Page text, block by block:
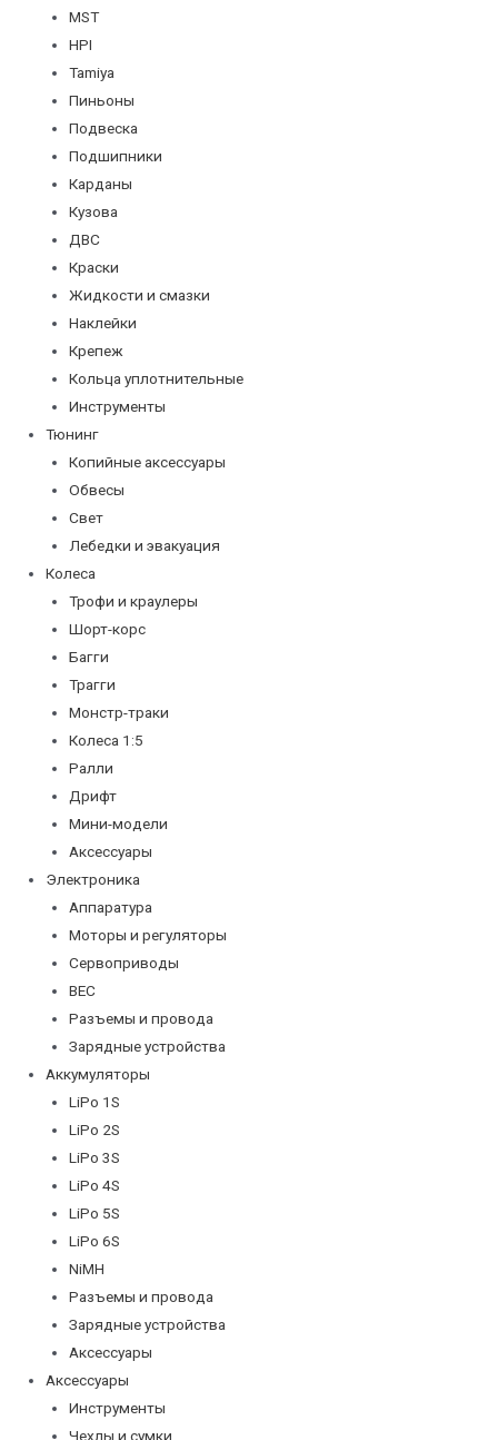
MST
HPI
Tamiya
Пиньоны
Подвеска
Подшипники
Карданы
Кузова
ДВС
Краски
Жидкости и смазки
Наклейки
Крепеж
Кольца уплотнительные
Инструменты
Тюнинг
Копийные аксессуары
Обвесы
Свет
Лебедки и эвакуация
Колеса
Трофи и краулеры
Шорт-корс
Багги
Трагги
Монстр-траки
Колеса 1:5
Ралли
Дрифт
Мини-модели
Аксессуары
Электроника
Аппаратура
Моторы и регуляторы
Сервоприводы
BEC
Разъемы и провода
Зарядные устройства
Аккумуляторы
LiPo 1S
LiPo 2S
LiPo 3S
LiPo 4S
LiPo 5S
LiPo 6S
NiMH
Разъемы и провода
Зарядные устройства
Аксессуары
Аксессуары
Инструменты
Чехлы и сумки